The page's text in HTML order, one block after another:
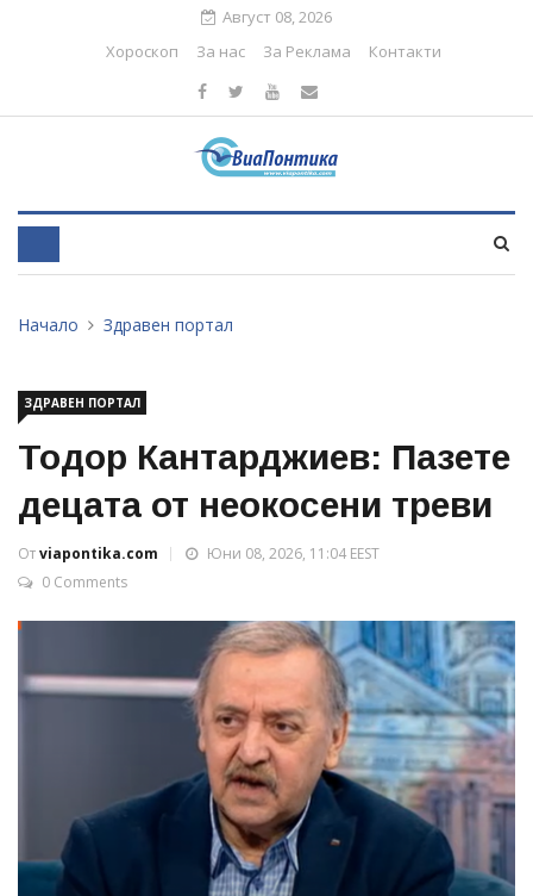
Август 08, 2026
Хороскоп
За нас За Реклама Контакти
Начало Здравен портал
ЗДРАВЕН ПОРТАЛ
Тодор Кантарджиев: Пазете
децата от неокосени треви
Отviapontika.com
Юни 08, 2026, 11:04 EEST
0 Comments